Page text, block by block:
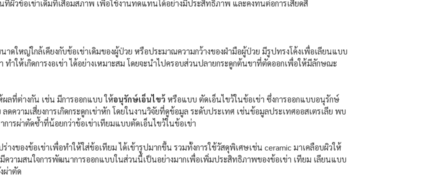
ผิวข้อเข่าเดิมที่เสื่อมสภาพ เพื่อใช้งานทดแทนได้อย่างมีประสิทธิภาพ และคงทนต่อการเสียดสี
ดใหญ่ใกล้เคียงกับข้อเข่าเดิมของผู้ป่วย หรือประมาณความกว้างของฝ่ามือผู้ป่วย มีรูปทรงโค้งเพื่อเลียนแบบ
ให้เกิดการงอเข่า ได้อย่างเหมาะสม โดยจะนำไปครอบส่วนปลายกระดูกต้นขาที่ตัดออกเพื่อให้มีลักษณะ
ลที่ต่างกัน เช่น มีการออกแบบ ให้อนุรักษ์เอ็นไขว้ หรือแบบ ตัดเอ็นไขว้ในข้อเข่า ซึ่งการออกแบบอนุรักษ์
ดความเสี่ยงการเกิดกระดูกเข่าหัก โดยในงานวิจัยที่ดูข้อมูล ระดับประเทศ เช่นข้อมูลประเทศออสเตรเลีย พบ
ารผ่าตัดซ้ำที่น้อยกว่าข้อเข่าเทียมแบบตัดเอ็นไขว้ในข้อเข่า
งของข้อเข่าเพื่อทำให้ใส่ข้อเทียม ได้เข้ารูปมากขึ้น รวมทั้งการใช้วัสดุพิเศษเช่น ceramic มาเคลือบผิวให้
วามสนใจการพัฒนาการออกแบบในส่วนนี้เป็นอย่างมากเพื่อเพิ่มประสิทธิภาพของข้อเข่า เทียม เลียนแบบ
ผ่าตัด